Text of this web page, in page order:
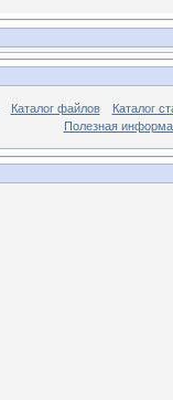
Каталог файлов
Каталог
Полезная